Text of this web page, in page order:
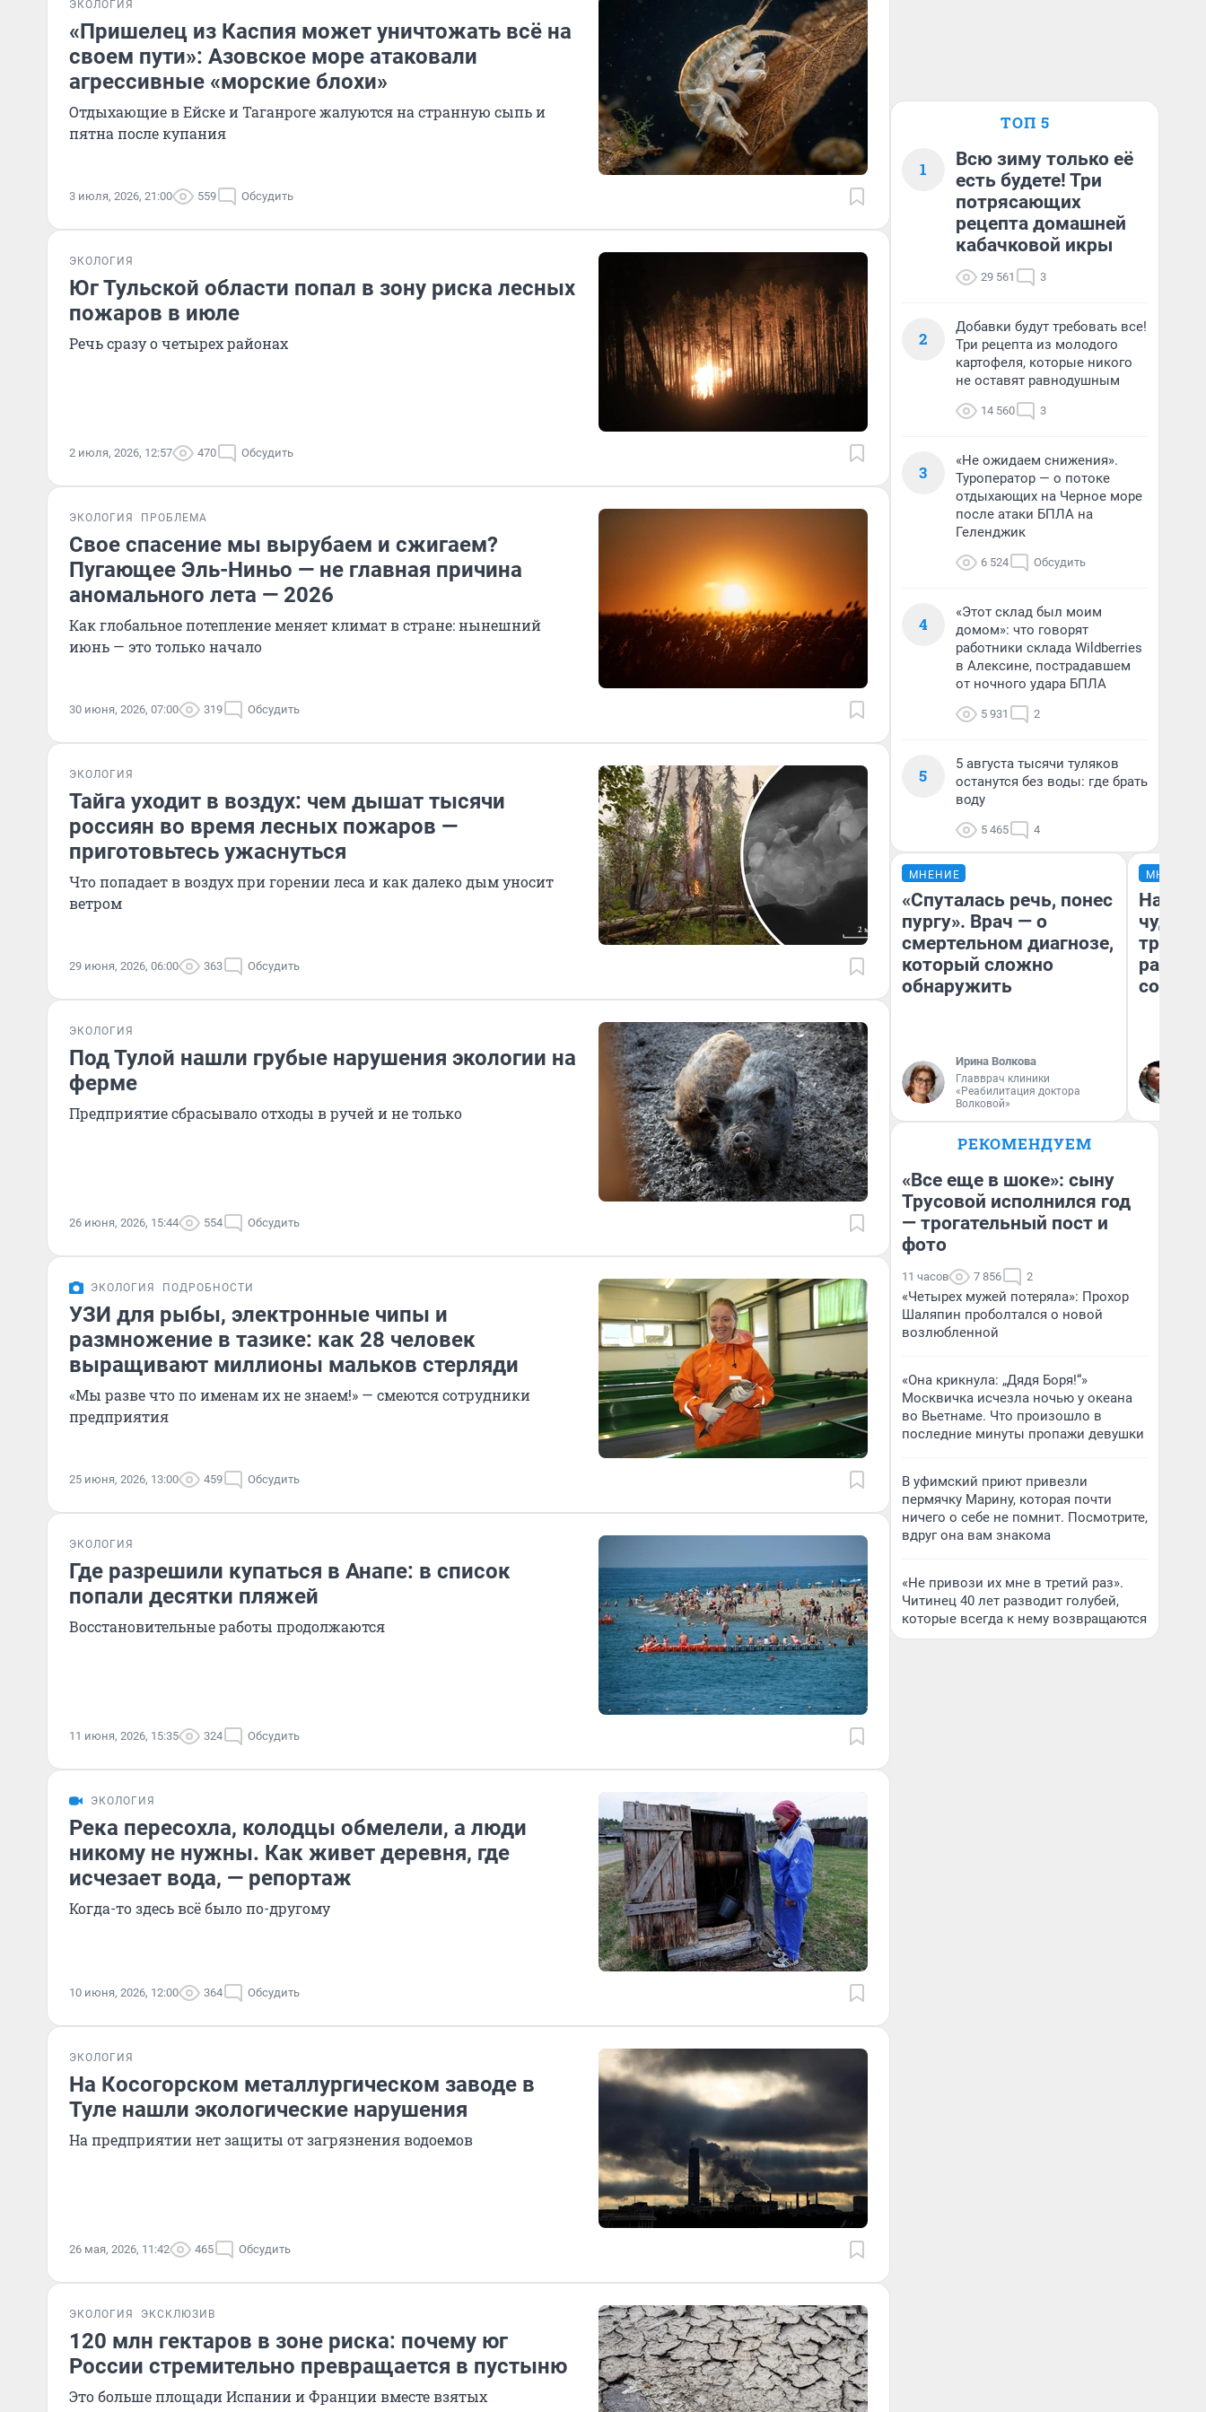
ЭКОЛОГИЯ
«Пришелец из Каспия может уничтожать всё на
своем пути»: Азовское море атаковали
агрессивные «морские блохи»
Отдыхающие в Ейске и Таганроге жалуются на странную сыпь и
пятна после купания
3 июля, 2026, 21:00 559 Обсудить
ЭКОЛОГИЯ
Юг Тульской области попал в зону риска лесных
пожаров в июле
Речь сразу о четырех районах
2 июля, 2026, 12:57 470 Обсудить
ЭКОЛОГИЯ ПРОБЛЕМА
Свое спасение мы вырубаем и сжигаем?
Пугающее Эль-Ниньо — не главная причина
аномального лета — 2026
Как глобальное потепление меняет климат в стране: нынешний
июнь — это только начало
30 июня, 2026, 07:00 319 Обсудить
ЭКОЛОГИЯ
Тайга уходит в воздух: чем дышат тысячи
россиян во время лесных пожаров —
приготовьтесь ужаснуться
Что попадает в воздух при горении леса и как далеко дым уносит
ветром
29 июня, 2026, 06:00 363 Обсудить
ЭКОЛОГИЯ
Под Тулой нашли грубые нарушения экологии на
ферме
Предприятие сбрасывало отходы в ручей и не только
26 июня, 2026, 15:44 554 Обсудить
ЭКОЛОГИЯ ПОДРОБНОСТИ
УЗИ для рыбы, электронные чипы и
размножение в тазике: как 28 человек
выращивают миллионы мальков стерляди
«Мы разве что по именам их не знаем!» — смеются сотрудники
предприятия
25 июня, 2026, 13:00 459 Обсудить
ЭКОЛОГИЯ
Где разрешили купаться в Анапе: в список
попали десятки пляжей
Восстановительные работы продолжаются
11 июня, 2026, 15:35 324 Обсудить
ЭКОЛОГИЯ
Река пересохла, колодцы обмелели, а люди
никому не нужны. Как живет деревня, где
исчезает вода, — репортаж
Когда-то здесь всё было по-другому
10 июня, 2026, 12:00 364 Обсудить
ЭКОЛОГИЯ
На Косогорском металлургическом заводе в
Туле нашли экологические нарушения
На предприятии нет защиты от загрязнения водоемов
26 мая, 2026, 11:42 465 Обсудить
ЭКОЛОГИЯ ЭКСКЛЮЗИВ
120 млн гектаров в зоне риска: почему юг
России стремительно превращается в пустыню
Это больше площади Испании и Франции вместе взятых
ТОП 5
1
Всю зиму только её
есть будете! Три
потрясающих
рецепта домашней
кабачковой икры
29 561 3
2
Добавки будут требовать все!
Три рецепта из молодого
картофеля, которые никого
не оставят равнодушным
14 560 3
3
«Не ожидаем снижения».
Туроператор — о потоке
отдыхающих на Черное море
после атаки БПЛА на
Геленджик
6 524 Обсудить
4
«Этот склад был моим
домом»: что говорят
работники склада Wildberries
в Алексине, пострадавшем
от ночного удара БПЛА
5 931 2
5
5 августа тысячи туляков
останутся без воды: где брать
воду
5 465 4
МНЕНИЕ
«Спуталась речь, понес
пургу». Врач — о
смертельном диагнозе,
который сложно
обнаружить
Ирина Волкова
Главврач клиники
«Реабилитация доктора
Волковой»
МНЕНИЕ
чудом
РЕКОМЕНДУЕМ
«Все еще в шоке»: сыну
Трусовой исполнился год
— трогательный пост и
фото
11 часов 7 856 2
«Четырех мужей потеряла»: Прохор
Шаляпин проболтался о новой
возлюбленной
«Она крикнула: „Дядя Боря!“»
Москвичка исчезла ночью у океана
во Вьетнаме. Что произошло в
последние минуты пропажи девушки
В уфимский приют привезли
пермячку Марину, которая почти
ничего о себе не помнит. Посмотрите,
вдруг она вам знакома
«Не привози их мне в третий раз».
Читинец 40 лет разводит голубей,
которые всегда к нему возвращаются